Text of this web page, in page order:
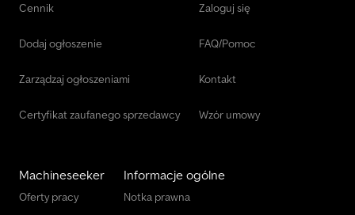
Cennik
Dodaj ogłoszenie
Zarządzaj ogłoszeniami
Certyfikat zaufanego sprzedawcy
Zaloguj się
FAQ/Pomoc
Kontakt
Wzór umowy
Machineseeker
Oferty pracy
Informacje ogólne
Notka prawna